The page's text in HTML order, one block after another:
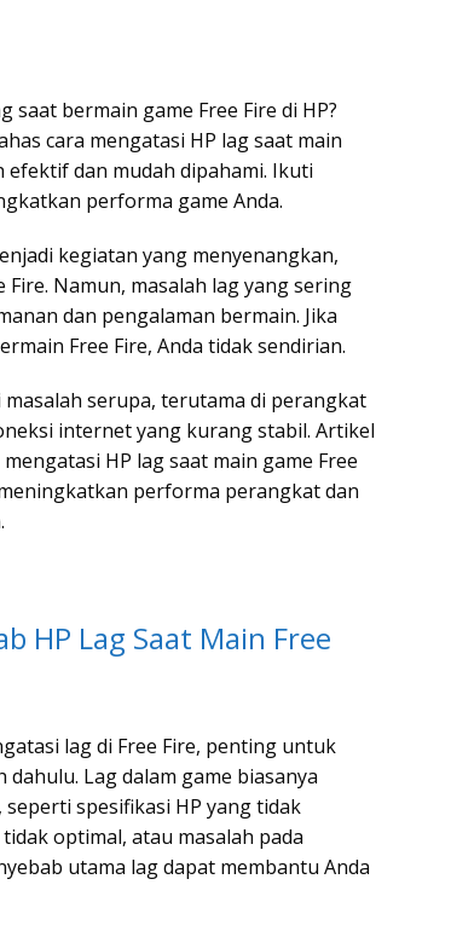
saat bermain game Free Fire di HP?
cara mengatasi HP lag saat main
efektif dan mudah dipahami. Ikuti
performa game Anda.
kegiatan yang menyenangkan,
Namun, masalah lag yang sering
dan pengalaman bermain. Jika
Free Fire, Anda tidak sendirian.
serupa, terutama di perangkat
internet yang kurang stabil. Artikel
HP lag saat main game Free
performa perangkat dan
HP Lag Saat Main Free
lag di Free Fire, penting untuk
Lag dalam game biasanya
spesifikasi HP yang tidak
optimal, atau masalah pada
utama lag dapat membantu Anda